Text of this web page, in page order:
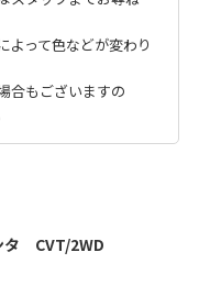
よって色などが変わり
合もございますの
タ CVT/2WD